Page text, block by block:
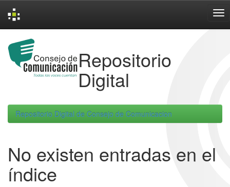
navigation
Repositorio
Digital
Repositorio Digital de Consejo de Comunicacion
No existen entradas en el
índice